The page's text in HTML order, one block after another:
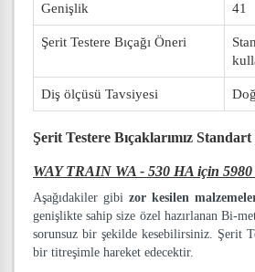
Genişlik 41
Şerit Testere Bıçağı Öneri
Diş ölçüsü Tavsiyesi
Şerit Testere Bıçaklarımız Standart
WAY TRAIN WA - 530 HA için 5980
Aşağıdakiler gibi zor kesilen
genişlikte sahip size özel hazırlanan Bi-
sorunsuz bir şekilde kesebilirsiniz. Şerit
bir titreşimle hareket edecektir.